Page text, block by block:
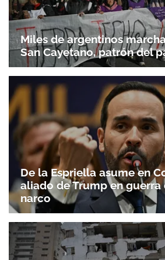
Miles de argentinos
San Cayetano, patrón del
De la Espriella asume en
aliado de Trump en guerra
narco